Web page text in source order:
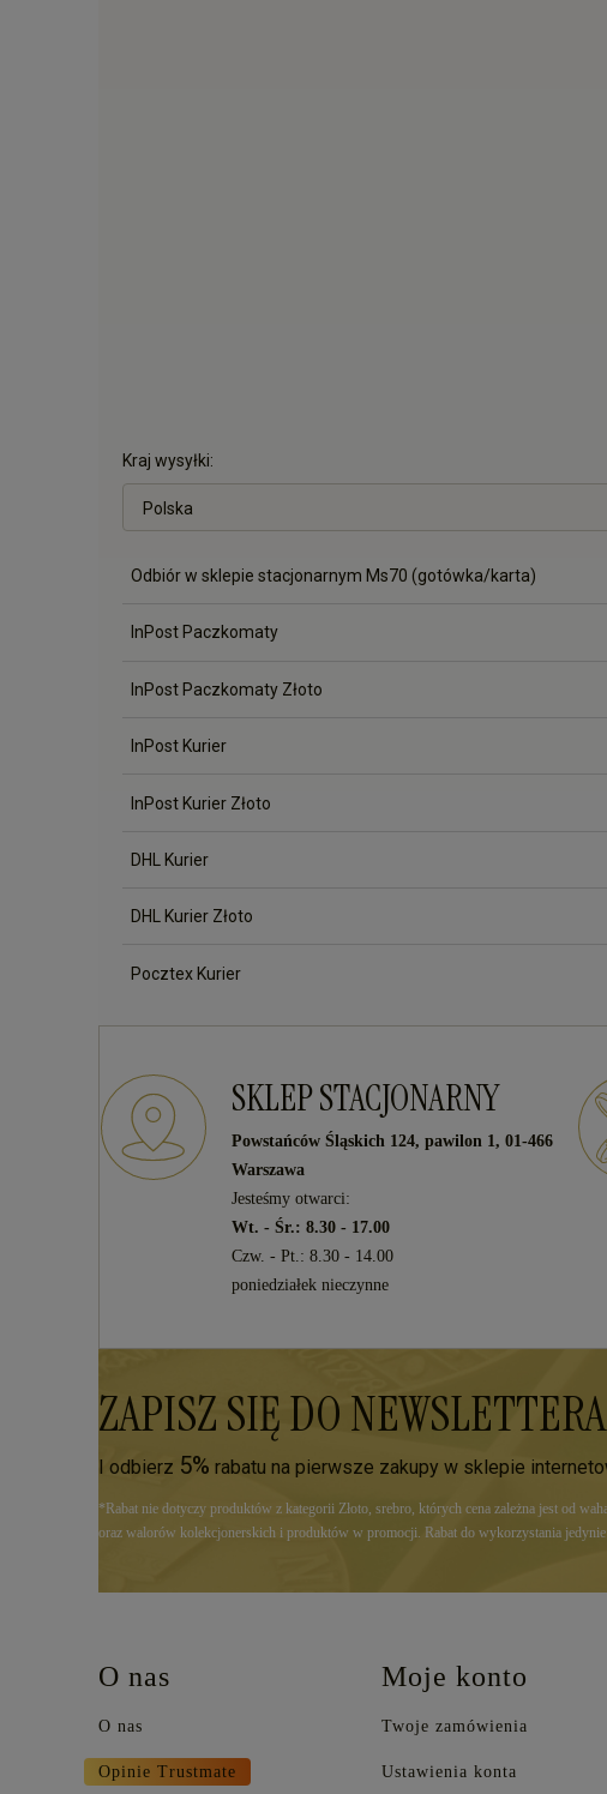
Kraj wysyłki:
Odbiór w sklepie stacjonarnym Ms70 (gotówka/karta)
InPost Paczkomaty
InPost Paczkomaty Złoto
InPost Kurier
InPost Kurier Złoto
DHL Kurier
DHL Kurier Złoto
Pocztex Kurier
SKLEP STACJONARNY
Powstańców Śląskich 124, pawilon 1, 01-466
Warszawa
Jesteśmy otwarci:
Wt. - Śr.: 8.30 - 17.00
Czw. - Pt.: 8.30 - 14.00
poniedziałek nieczynne
ZAPISZ SIĘ DO NEWSLETTERA
I odbierz 5% rabatu na pierwsze zakupy w sklepie
*Rabat nie dotyczy produktów z kategorii Złoto, srebro, których cena zależna jest od
oraz walorów kolekcjonerskich i produktów w promocji. Rabat do wykorzystania
O nas
O nas
Opinie Trustmate
Moje konto
Twoje zamówienia
Ustawienia konta